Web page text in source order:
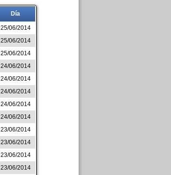
Día
25/06/2014
25/06/2014
25/06/2014
24/06/2014
24/06/2014
24/06/2014
24/06/2014
24/06/2014
23/06/2014
23/06/2014
23/06/2014
23/06/2014